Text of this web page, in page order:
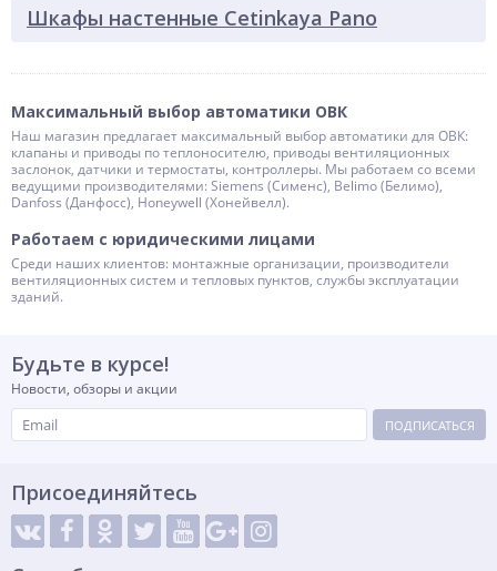
Шкафы настенные Cetinkaya Pano
Максимальный выбор автоматики ОВК
Наш магазин предлагает максимальный выбор автоматики для ОВК:
клапаны и приводы по теплоносителю, приводы вентиляционных
заслонок, датчики и термостаты, контроллеры. Мы работаем со всеми
ведущими производителями: Siemens (Сименс), Belimo (Белимо),
Danfoss (Данфосс), Honeywell (Хонейвелл).
Работаем с юридическими лицами
Среди наших клиентов: монтажные организации, производители
вентиляционных систем и тепловых пунктов, службы эксплуатации
зданий.
Будьте в курсе!
Новости, обзоры и акции
ПОДПИСАТЬСЯ
Присоединяйтесь